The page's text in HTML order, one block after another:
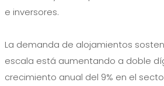
e inversores.
La demanda de alojamientos
escala está aumentando a doble
crecimiento anual del 9% en el